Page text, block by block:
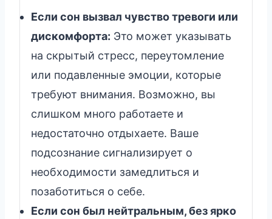
Если сон вызвал чувство тревоги или
дискомфорта: Это может указывать
на скрытый стресс, переутомление
или подавленные эмоции, которые
требуют внимания. Возможно, вы
слишком много работаете и
недостаточно отдыхаете. Ваше
подсознание сигнализирует о
необходимости замедлиться и
позаботиться о себе.
Если сон был нейтральным, без ярко